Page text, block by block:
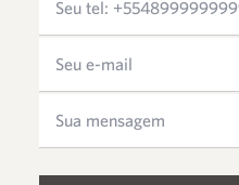
Please leave this field empty.